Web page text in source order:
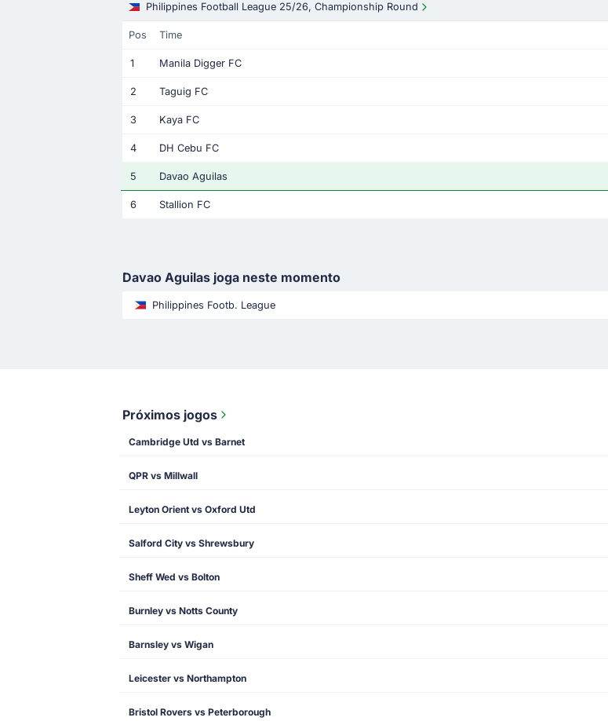
Philippines Football League 25/26, Championship Round
Pos Time
1 Manila Digger FC
2 Taguig FC
3 Kaya FC
4 DH Cebu FC
5 Davao Aguilas
6 Stallion FC
Davao Aguilas joga neste momento
Philippines Footb. League
Próximos jogos
Cambridge Utd vs Barnet
QPR vs Millwall
Leyton Orient vs Oxford Utd
Salford City vs Shrewsbury
Sheff Wed vs Bolton
Burnley vs Notts County
Barnsley vs Wigan
Leicester vs Northampton
Bristol Rovers vs Peterborough